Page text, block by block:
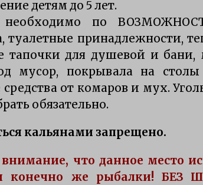
детям до 5 лет.
по
туалетные принадлежности,
тапочки для душевой и бани,
мусор, покрывала на столы
от комаров и мух.
обязательно.
кальянами запрещено.
что данное место
конечно же рыбалки! БЕЗ